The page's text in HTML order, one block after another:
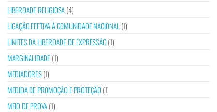
LIBERDADE RELIGIOSA(4)
LIGAÇÃO EFETIVA À COMUNIDADE NACIONAL (1)
LIMITES DA LIBERDADE DE EXPRESSÃO (1)
MARGINALIDADE(1)
MEDIADORES(1)
MEDIDA DE PROMOÇÃO E PROTEÇÃO (1)
MEIO DE PROVA(1)